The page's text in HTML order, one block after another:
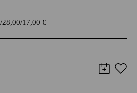
28,00 17,00 €